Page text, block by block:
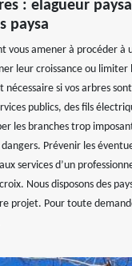
: elagueur
paysa
vous amener à procéder à
leur croissance ou
nécessaire si vos arbres
publics, des fils
les branches trop
Prévenir les
services d’un
Nous disposons des
projet. Pour toute